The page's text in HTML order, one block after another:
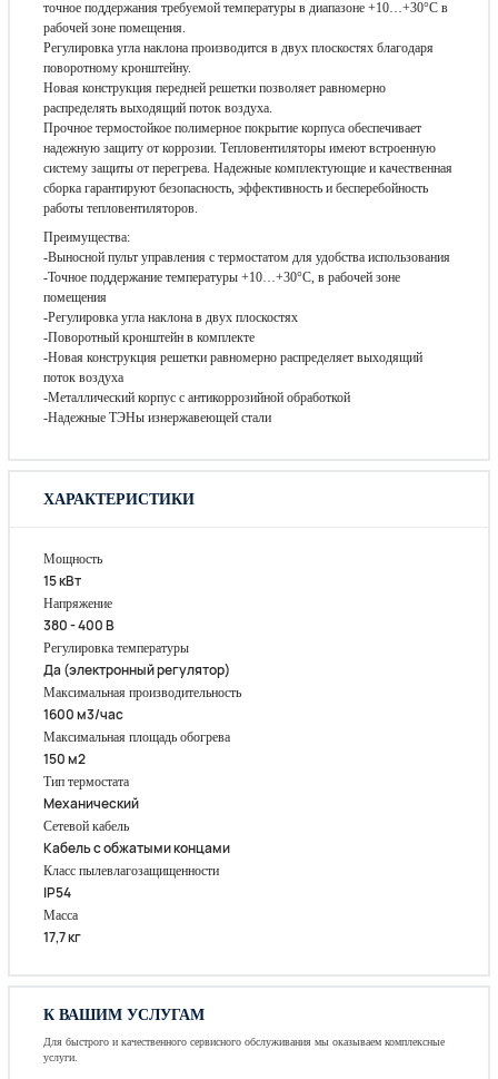
точное поддержания требуемой температуры в диапазоне +10…+30°С в
рабочей зоне помещения.
Регулировка угла наклона производится в двух плоскостях благодаря
поворотному кронштейну.
Новая конструкция передней решетки позволяет равномерно
распределять выходящий поток воздуха.
Прочное термостойкое полимерное покрытие корпуса обеспечивает
надежную защиту от коррозии. Тепловентиляторы имеют встроенную
систему защиты от перегрева. Надежные комплектующие и качественная
сборка гарантируют безопасность, эффективность и бесперебойность
работы тепловентиляторов.
Преимущества:
-Выносной пульт управления с термостатом для удобства использования
-Точное поддержание температуры +10…+30°С, в рабочей зоне
помещения
-Регулировка угла наклона в двух плоскостях
-Поворотный кронштейн в комплекте
-Новая конструкция решетки равномерно распределяет выходящий
поток воздуха
-Металлический корпус с антикоррозийной обработкой
-Надежные ТЭНы изнержавеющей стали
ХАРАКТЕРИСТИКИ
Мощность
15 кВт
Напряжение
380 - 400 В
Регулировка температуры
Да (электронный регулятор)
Максимальная производительность
1600 м3/час
Максимальная площадь обогрева
150 м2
Тип термостата
Механический
Сетевой кабель
Кабель с обжатыми концами
Класс пылевлагозащищенности
IP54
Масса
17,7 кг
К ВАШИМ УСЛУГАМ
Для быстрого и качественного сервисного обслуживания мы оказываем комплексные
услуги.